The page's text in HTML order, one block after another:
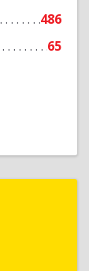
486
65